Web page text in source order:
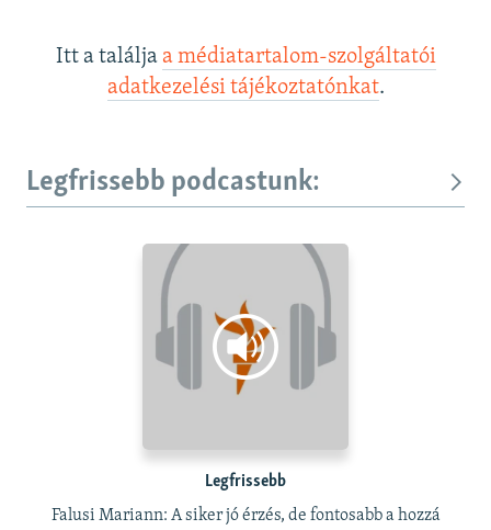
Itt a találja a médiatartalom-szolgáltatói
adatkezelési tájékoztatónkat.
Legfrissebb podcastunk:
Legfrissebb
Falusi Mariann: A siker jó érzés, de fontosabb a hozzá